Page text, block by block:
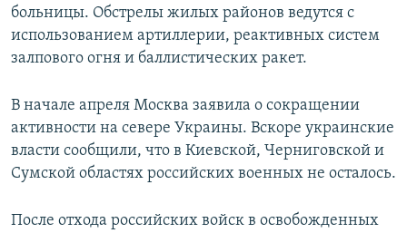
больницы. Обстрелы жилых районов ведутся с
использованием артиллерии, реактивных систем
залпового огня и баллистических ракет.
В начале апреля Москва заявила о сокращении
активности на севере Украины. Вскоре украинские
власти сообщили, что в Киевской, Черниговской и
Сумской областях российских военных не осталось.
После отхода российских войск в освобожденных